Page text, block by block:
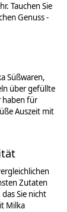
Tauchen Sie
Genuss -
Süßwaren,
über gefüllte
haben für
Auszeit mit
Zutaten
Sie nicht
Milka